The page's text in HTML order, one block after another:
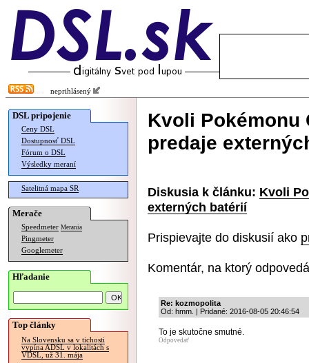
neprihlásený
DSL pripojenie
Ceny DSL
Dostupnosť DSL
Fórum o DSL
Výsledky meraní
Satelitná mapa SR
Merače
Speedmeter Merania
Pingmeter
Googlemeter
Hľadanie
Top články
Na Slovensku sa v tichosti
vypína ADSL v lokalitách s
VDSL, už 31. mája
Kvoli Pokémonu
predaje
Diskusia k článku: Kvoli
externých batérií
Prispievajte do diskusií ako
Komentár, na ktorý
Re: kozmopolita
Od: hmm. | Pridané: 2016-08-05 20:46:54
To je skutočne smutné.
Odpovedať